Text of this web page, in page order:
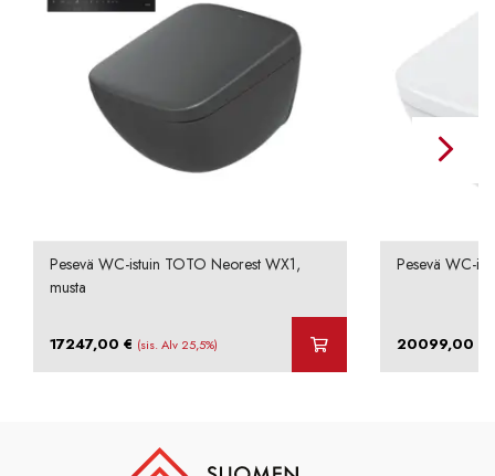
Pesevä WC-istuin TOTO Neorest WX1,
musta
17247,00€ (sis. Alv 25,5%)
Pesevä WC-
20099,00